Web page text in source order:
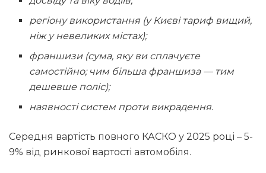
регіону використання (у Києві тариф вищий,
ніж у невеликих містах);
франшизи (сума, яку ви сплачуєте
самостійно; чим більша франшиза — тим
дешевше поліс);
наявності систем проти викрадення.
Середня вартість повного КАСКО у 2025 році – 5-
9% від ринкової вартості автомобіля.